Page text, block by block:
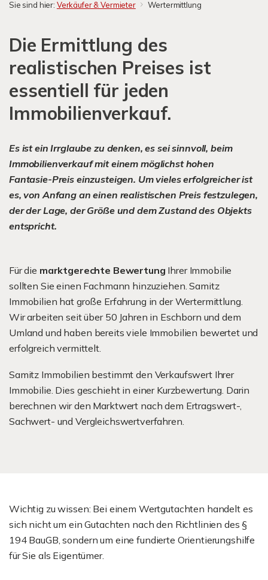
Sie sind hier: Verkäufer & Vermieter Wertermittlung
Die Ermittlung des
realistischen Preises ist
essentiell für jeden
Immobilienverkauf.
Es ist ein Irrglaube zu denken, es sei sinnvoll, beim
Immobilienverkauf mit einem möglichst hohen
Fantasie-Preis einzusteigen. Um vieles erfolgreicher ist
es, von Anfang an einen realistischen Preis festzulegen,
der der Lage, der Größe und dem Zustand des Objekts
entspricht.
Für die marktgerechte Bewertung Ihrer Immobilie
sollten Sie einen Fachmann hinzuziehen. Samitz
Immobilien hat große Erfahrung in der Wertermittlung.
Wir arbeiten seit über 50 Jahren in Eschborn und dem
Umland und haben bereits viele Immobilien bewertet und
erfolgreich vermittelt.
Samitz Immobilien bestimmt den Verkaufswert Ihrer
Immobilie. Dies geschieht in einer Kurzbewertung. Darin
berechnen wir den Marktwert nach dem Ertragswert-,
Sachwert- und Vergleichswertverfahren.
Wichtig zu wissen: Bei einem Wertgutachten handelt es
sich nicht um ein Gutachten nach den Richtlinien des §
194 BauGB, sondern um eine fundierte Orientierungshilfe
für Sie als Eigentümer.